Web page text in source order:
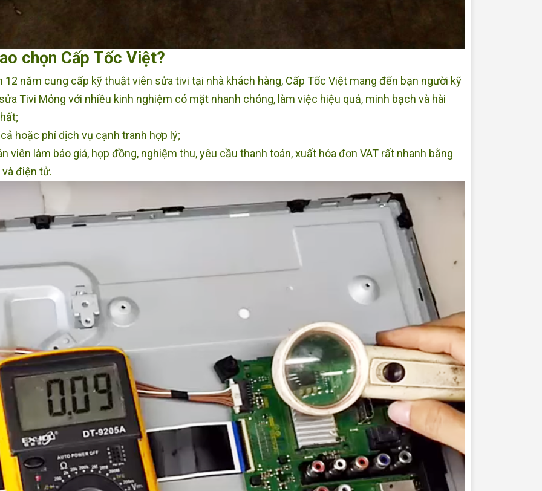
chọn Cấp Tốc Việt?
năm cung cấp kỹ thuật viên sửa tivi tại nhà khách hàng, Cấp Tốc Việt mang đến bạn người kỹ
Tivi Mỏng với nhiều kinh nghiệm có mặt nhanh chóng, làm việc hiệu quả, minh bạch và hài
hoặc phí dịch vụ cạnh tranh hợp lý;
viên làm báo giá, hợp đồng, nghiệm thu, yêu cầu thanh toán, xuất hóa đơn VAT rất nhanh bằng
điện tử.